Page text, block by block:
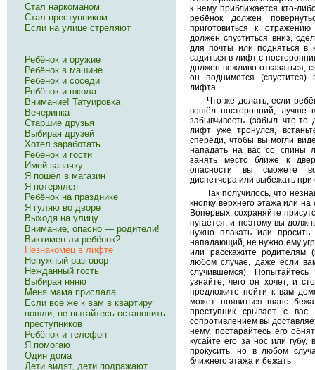
к нему приближается кто-
ребёнок должен
приготовиться к
должен спуститься вниз,
для почты или подняться в
садиться в лифт с
должен вежливо отказаться,
он поднимется
лифта.
Что же делать, если
вошёл посторонний, лучше
забывчивость (забыл что-
лифт уже тронулся,
спереди, чтобы вы могли
нападать на вас со спины
занять место ближе к
опасности вы сможете
диспетчера или выбежать при
Так получилось, что
кнопку верхнего этажа или на
Вопервых, сохраняйте
пугается, и поэтому вы
нужно плакать или
нападающий, не нужно ему
или расскажите родителям
любом случае, даже если
случившемся). Попытайтесь
узнайте, чего он хочет, и
предложите пойти к вам
может появиться шанс
преступник срывает с
сопротивлением вы
нему, постарайтесь его
кусайте его за нос или
прокусить, но в любом
ближнего этажа и бежать.
Стал наркоманом
Стал преступником
Если на улице стреляют
Ребёнок и оружие
Ребёнок в машине
Ребёнок и соседи
Ребёнок и школа
Внимание! Татуировка
Вечеринка
Старшие друзья
Выбирая друзей
Хотел заработать
Ребёнок и гости
Имей заначку
Я пошёл в магазин
Я потерялся
Ребёнок на празднике
Я гуляю во дворе
Выходя на улицу
Внимание, опасно — родители!
Виктимен ли ребёнок?
Незнакомец в лифте
Ненужный разговор
Нежданный гость
Выбирая няню
Меня мама прислала
Если всё же к вам в квартиру
вошли, не пытайтесь остановить
преступников
Ребёнок и телефон
Я помогаю
Один дома
Дети видят, дети подражают